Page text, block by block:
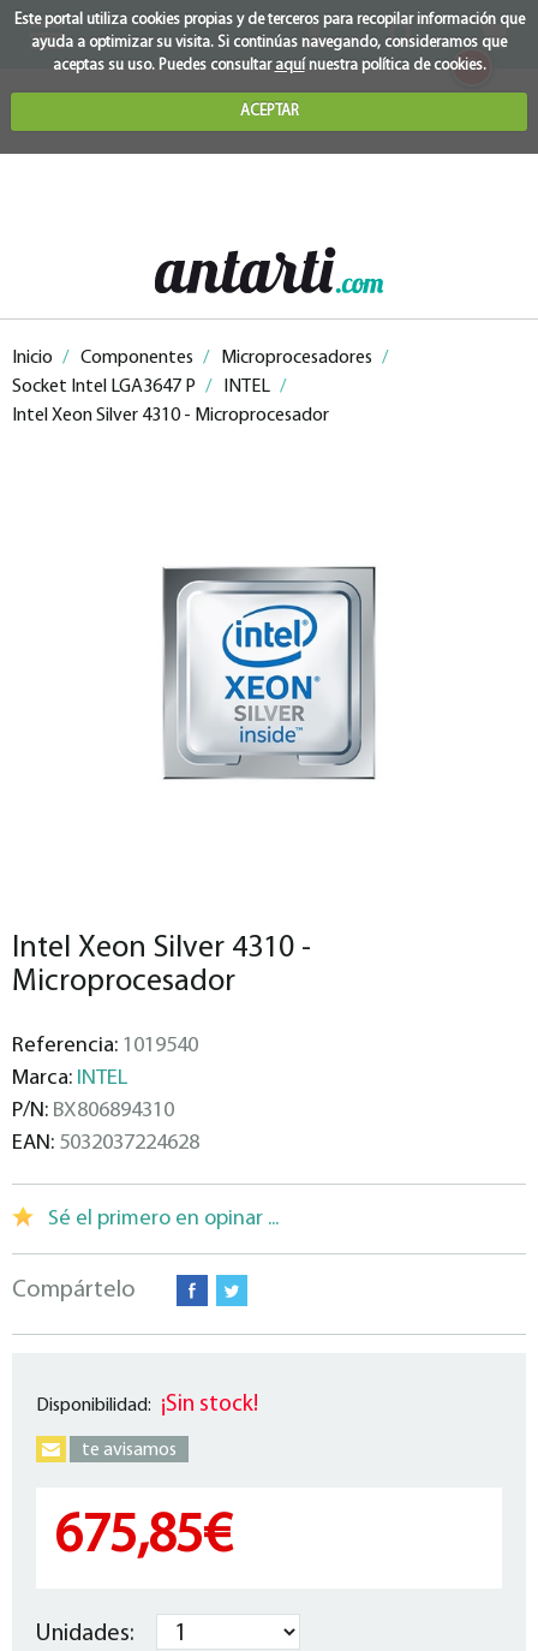
Este portal utiliza cookies propias y de terceros para recopilar información que
ayuda a optimizar su visita. Si continúas navegando, consideramos que
aceptas su uso. Puedes consultar aquínuestra política de cookies.
ACEPTAR
0
Inicio / Componentes / Microprocesadores /
Socket Intel LGA3647 P / INTEL /
Intel Xeon Silver 4310 - Microprocesador
Intel Xeon Silver 4310 -
Microprocesador
Referencia: 1019540
Marca: INTEL
P/N: BX806894310
EAN: 5032037224628
Sé el primero en opinar ...
Compártelo
Disponibilidad: ¡Sin stock!
te avisamos
675,85€
Unidades: